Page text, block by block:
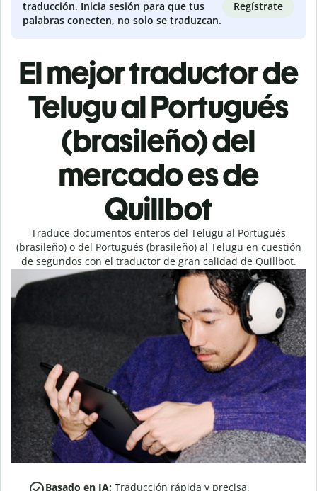
traducción. Inicia sesión para que tus
palabras conecten, no solo se traduzcan.
Regístrate
El mejor traductor de
Telugu al Portugués
(brasileño) del
mercado es de
Quillbot
Traduce documentos enteros del Telugu al Portugués
(brasileño) o del Portugués (brasileño) al Telugu en cuestión
de segundos con el traductor de gran calidad de Quillbot.
Basado en IA: Traducción rápida y precisa.